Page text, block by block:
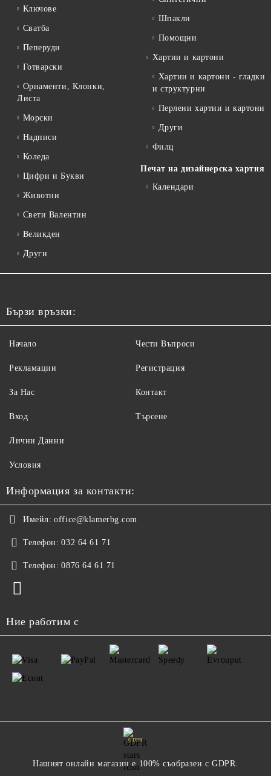
Ключове
Сватба
Пеперуди
Готварски
Орнаменти, Клонки,
Листа
Морски
Надписи
Коледа
Цифри и Букви
Животни
Свети Валентин
Великден
Други
Шпакли
Помощни
Хартии и картони
Хартии и картони - гладки
и структурни
Перлени хартии и картони
Други
Филц
Печат на дизайнерска хартия
Календари
Бързи връзки:
Начало
Рекламации
За Нас
Вход
Чести Въпроси
Регистрация
Контакт
Търсене
Лични Данни
Условия
Информация за контакти:
Имейл: office@klamerbg.com
Телефон: 032 64 61 71
Телефон: 0876 64 61 71
Ние работим с
GDPR
Нашият онлайн магазин е 100% съобразен с GDPR.